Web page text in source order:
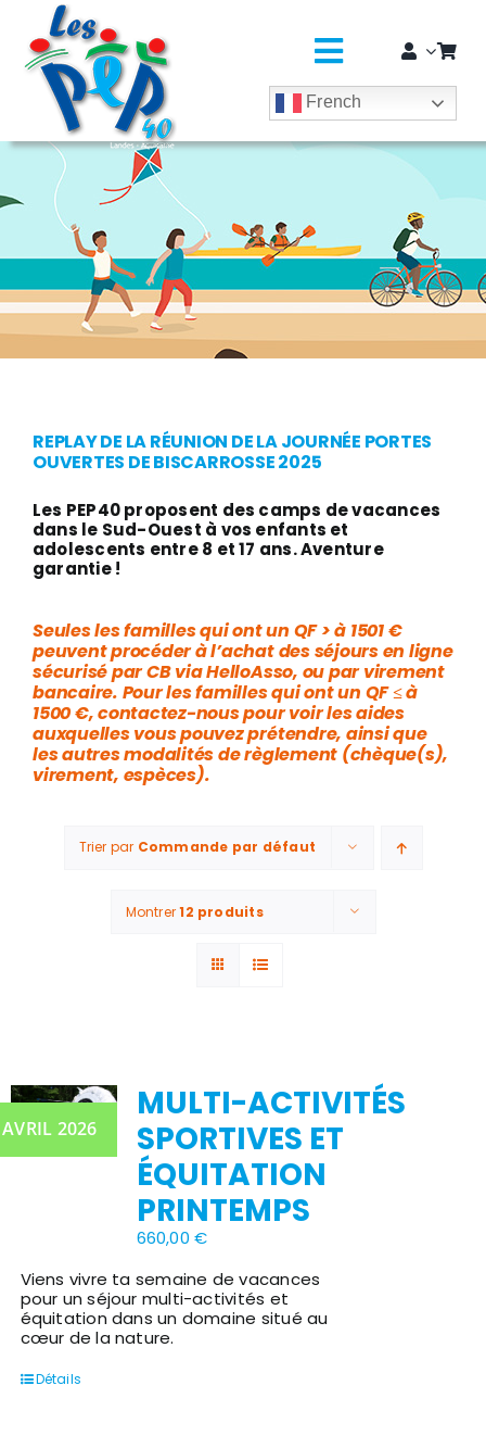
principal
Passer
contenu
Toggle
SÉJOURS COLOS
CLASSES DÉCOUVERTES / GROUPES
EDUCATION JEUNESSE
MÉDICO-SOCIAL ET SAPADHE
French
REPLAY DE LA RÉUNION DE LA JOURNÉE PORTES
OUVERTES DE BISCARROSSE 2025
Les PEP40 proposent des camps de vacances
dans le Sud-Ouest à vos enfants et
adolescents entre 8 et 17 ans. Aventure
garantie !
Seules les familles qui ont un QF > à 1501 €
peuvent procéder à l’achat des séjours en ligne
sécurisé par CB via HelloAsso, ou par virement
bancaire. Pour les familles qui ont un QF ≤ à
1500 €, contactez-nous pour voir les aides
auxquelles vous pouvez prétendre, ainsi que
les autres modalités de règlement (chèque(s),
virement, espèces).
Trier par Commande par défaut
Montrer12 produits
2026
MULTI-ACTIVITÉS
SPORTIVES ET
ÉQUITATION
PRINTEMPS
660,00€
Viens vivre ta semaine de vacances
pour un séjour multi-activités et
équitation dans un domaine situé au
cœur de la nature.
Détails